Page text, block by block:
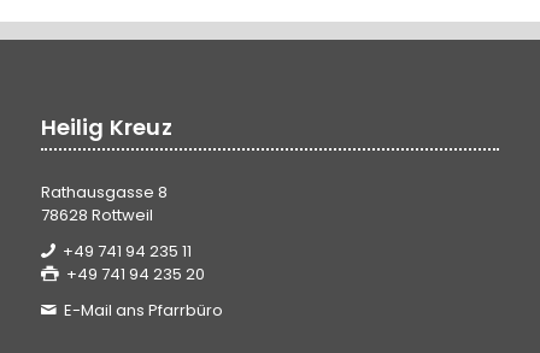
Heilig Kreuz
Rathausgasse 8
78628 Rottweil
+49 741 94 235 11
+49 741 94 235 20
E-Mail ans Pfarrbüro